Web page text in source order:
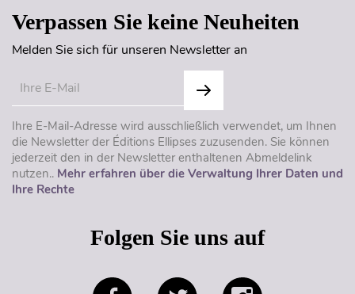
Verpassen Sie keine Neuheiten
Melden Sie sich für unseren Newsletter an
Ihre E-Mail-Adresse wird ausschließlich verwendet, um Ihnen
die Newsletter der Éditions Ellipses zuzusenden. Sie können
jederzeit den in der Newsletter enthaltenen Abmeldelink
nutzen.. Mehr erfahren über die Verwaltung Ihrer Daten und
Ihre Rechte
Folgen Sie uns auf